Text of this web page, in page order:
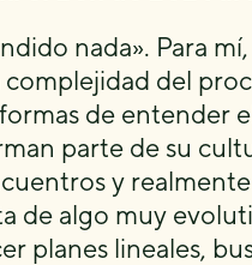
nada». Para
del
de entender
parte de su
y
de algo muy
planes lineales,